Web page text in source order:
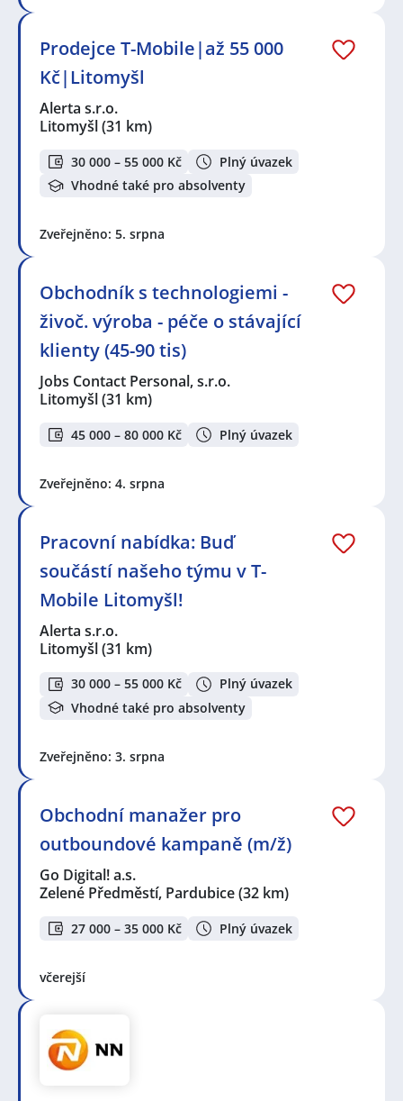
Prodejce T-Mobile|až 55 000
Kč|Litomyšl
Alerta s.r.o.
Litomyšl(31 km)
30 000 – 55 000 Kč
Plný úvazek
Vhodné také pro absolventy
Zveřejněno: 5. srpna
Obchodník s technologiemi -
živoč. výroba - péče o stávající
klienty (45-90 tis)
Jobs Contact Personal, s.r.o.
Litomyšl(31 km)
45 000 – 80 000 Kč Plný úvazek
Zveřejněno: 4. srpna
Pracovní nabídka: Buď
součástí našeho týmu v T-
Mobile Litomyšl!
Alerta s.r.o.
Litomyšl(31 km)
30 000 – 55 000 Kč
Plný úvazek
Vhodné také pro absolventy
Zveřejněno: 3. srpna
Obchodní manažer pro
outboundové kampaně (m/ž)
Go Digital! a.s.
Zelené Předměstí, Pardubice(32 km)
27 000 – 35 000 Kč Plný úvazek
včerejší